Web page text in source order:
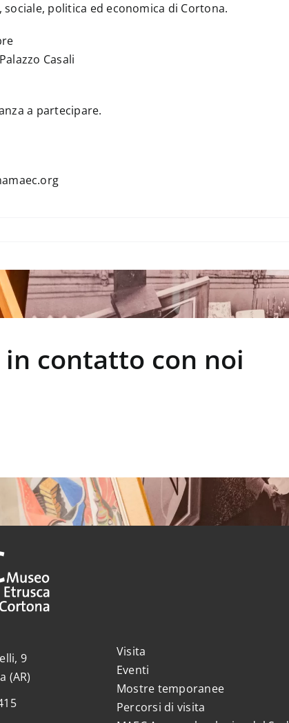
politica ed economica di Cortona.
Casali
a partecipare.
in contatto con noi
9
(AR)
Visita
Eventi
Mostre temporanee
Percorsi di visita